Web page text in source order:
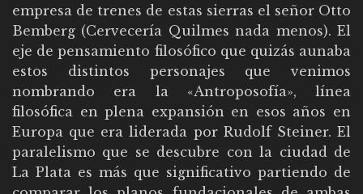
empresa de trenes de estas sierras el señor Otto
Bemberg (Cervecería Quilmes nada menos). El
eje de pensamiento filosófico que quizás aunaba
estos distintos personajes que venimos
nombrando era la «Antroposofía», línea
filosófica en plena expansión en esos años en
Europa que era liderada por Rudolf Steiner. El
paralelismo que se descubre con la ciudad de
La Plata es más que significativo partiendo de